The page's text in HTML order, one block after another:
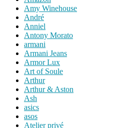
Amy Winehouse
André
Anniel
Antony Morato
armani
Armani Jeans
Armor Lux
Art of Soule
Arthur
Arthur & Aston
Ash
asics
asos
Atelier privé